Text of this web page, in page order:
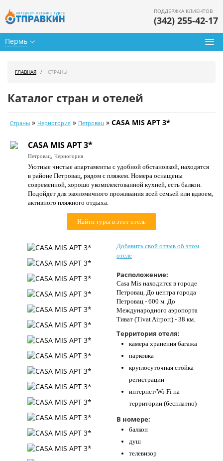
Пермь
ПОДДЕРЖКА КЛИЕНТОВ
(342) 255-42-17
Календарь туров
Цены дня
Страны
Как купить
ГЛАВНАЯ СТРАНЫ
Каталог стран и отелей
Страны » Черногория » Петровац » CASA MIS APT 3*
CASA MIS APT 3*
Петровац, Черногория
Уютные чистые апартаменты с удобной обстановкой, находятся
в районе Петровац, рядом с пляжем. Номера оснащены
современной, хорошо укомплектованной кухней, есть балкон.
Подойдет для экономичного проживания всей семьей или вдвоем,
активного пляжного отдыха.
Найти туры в этот отель
Добавить свой отзыв об этом
отеле
Расположение:
Casa Mis находится в городе
Петровац. До центра города
Петровац - 600 м. До
Международного аэропорта
Тиват (Tivat Airport) - 38 км.
Территория отеля:
камера хранения багажа
парковка
круглосуточная стойка
регистрации
интернет/Wi-Fi на
территории (бесплатно)
В номере:
балкон
душ
телевизор